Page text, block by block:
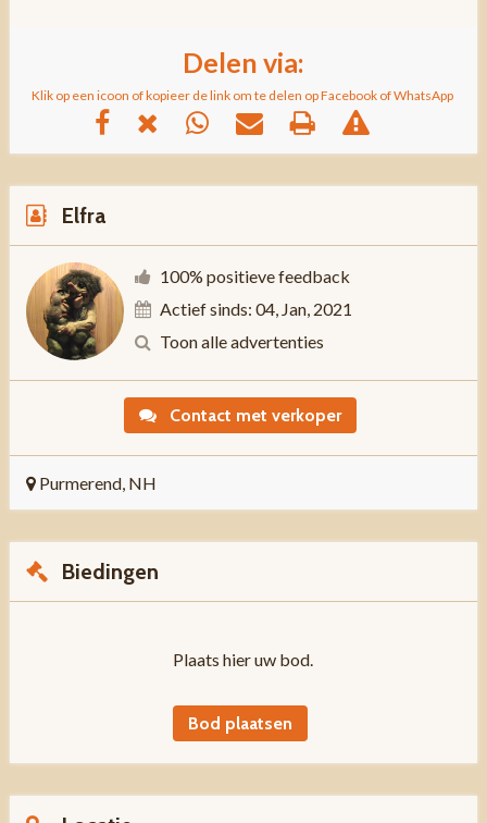
Delen via:
Klik op een icoon of kopieer de link om te delen op Facebook of WhatsApp
Elfra
100% positieve feedback
Actief sinds: 04, Jan, 2021
Toon alle advertenties
Contact met verkoper
Purmerend, NH
Biedingen
Plaats hier uw bod.
Bod plaatsen